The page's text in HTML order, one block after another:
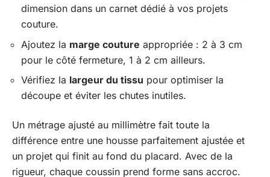
dimension dans un carnet dédié à vos projets
couture.
Ajoutez la marge couture appropriée : 2 à 3 cm
pour le côté fermeture, 1 à 2 cm ailleurs.
Vérifiez la largeur du tissu pour optimiser la
découpe et éviter les chutes inutiles.
Un métrage ajusté au millimètre fait toute la
différence entre une housse parfaitement ajustée et
un projet qui finit au fond du placard. Avec de la
rigueur, chaque coussin prend forme sans accroc.